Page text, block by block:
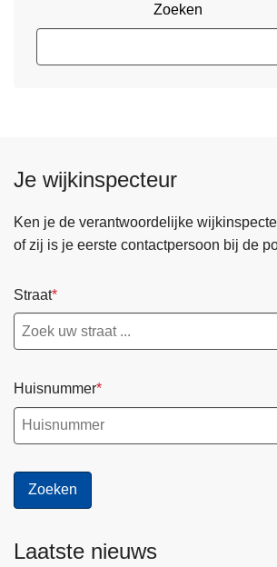
Zoeken
Je wijkinspecteur
Ken je de verantwoordelijke
of zij is je eerste contactpersoon bij de
Straat
Huisnummer
Laatste nieuws